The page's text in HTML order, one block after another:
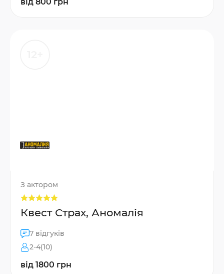
З актором
Квест Страх, Аномалія
7 відгуків
2-4(10)
від 1800 грн